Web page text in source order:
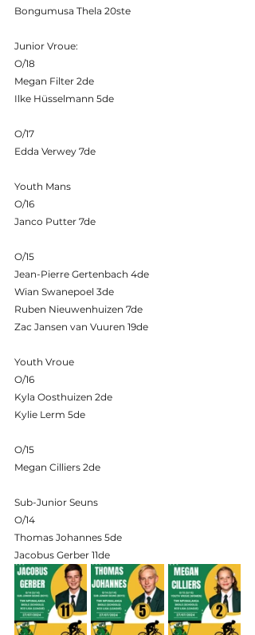
Bongumusa Thela 20ste
Junior Vroue:
O/18
Megan Filter 2de
Ilke Hüsselmann 5de
O/17
Edda Verwey 7de
Youth Mans
O/16
Janco Putter 7de
O/15
Jean-Pierre Gertenbach 4de
Wian Swanepoel 3de
Ruben Nieuwenhuizen 7de
Zac Jansen van Vuuren 19de
Youth Vroue
O/16
Kyla Oosthuizen 2de
Kylie Lerm 5de
O/15
Megan Cilliers 2de
Sub-Junior Seuns
O/14
Thomas Johannes 5de
Jacobus Gerber 11de